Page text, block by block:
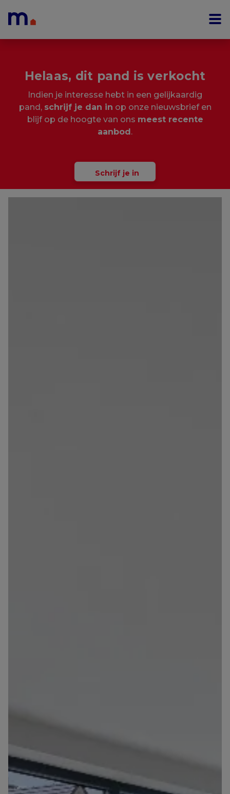
Helaas, dit pand is verkocht
Indien je interesse hebt in een gelijkaardig
pand, schrijf je dan in op onze nieuwsbrief en
blijf op de hoogte van ons meest recente
aanbod.
Schrijf je in